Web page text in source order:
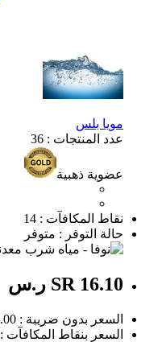
مويا بلس
عدد المنتجات : 36
عضوية ذهبية
نقاط المكافآت : 14
حالة التوفر : متوفر
SR 16.10 ر.س
السعر بدون ضريبة : SR 14.00 ر.س
السعر بنقاط المكافآت : 140